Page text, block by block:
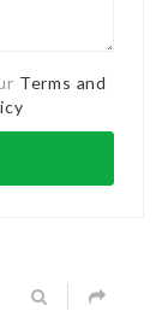
Terms and